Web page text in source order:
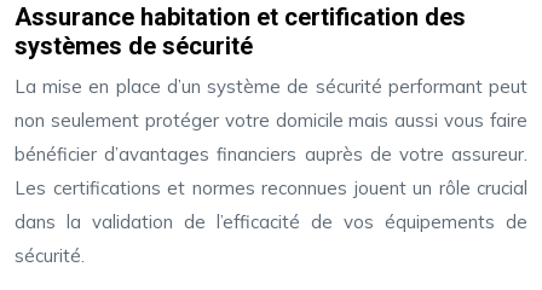
Assurance habitation et certification des
systèmes de sécurité
La mise en place d’un système de sécurité performant peut
non seulement protéger votre domicile mais aussi vous faire
bénéficier d’avantages financiers auprès de votre assureur.
Les certifications et normes reconnues jouent un rôle crucial
dans la validation de l’efficacité de vos équipements de
sécurité.